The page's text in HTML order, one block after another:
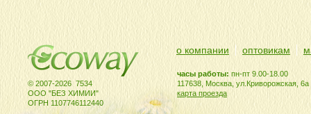
© 2007-2026 7534
ООО "БЕЗ ХИМИИ"
ОГРН 1107746112440
часы работы: пн-пт 9.00-18.00
117638, Москва, ул.Криворожская, 6а
карта проезда
о компании оптовикам